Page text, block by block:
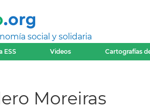
social y solidaria
ESS Videos Cartografías
Moreiras